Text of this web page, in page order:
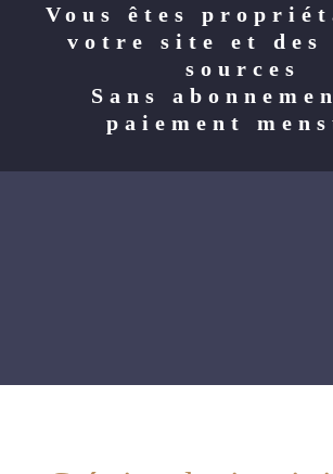
Vous êtes
votre site et des
sources
Sans
paiement